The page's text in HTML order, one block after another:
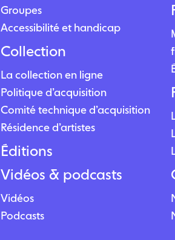
Groupes
Accessibilité et handicap
Collection
La collection en ligne
Politique d’acquisition
Comité technique d’acquisition
Résidence d’artistes
Éditions
Vidéos & podcasts
Vidéos
Podcasts